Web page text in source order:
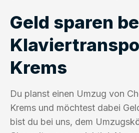
Geld sparen
Krems
Du planst einen Umzug von
Krems und möchtest dabei
bist du bei uns, dem